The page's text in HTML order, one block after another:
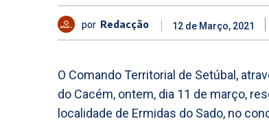
por Redacção 12 de Março, 2021
O Comando Territorial de Setúbal,
do Cacém, ontem, dia 11 de março,
localidade de Ermidas do Sado, no